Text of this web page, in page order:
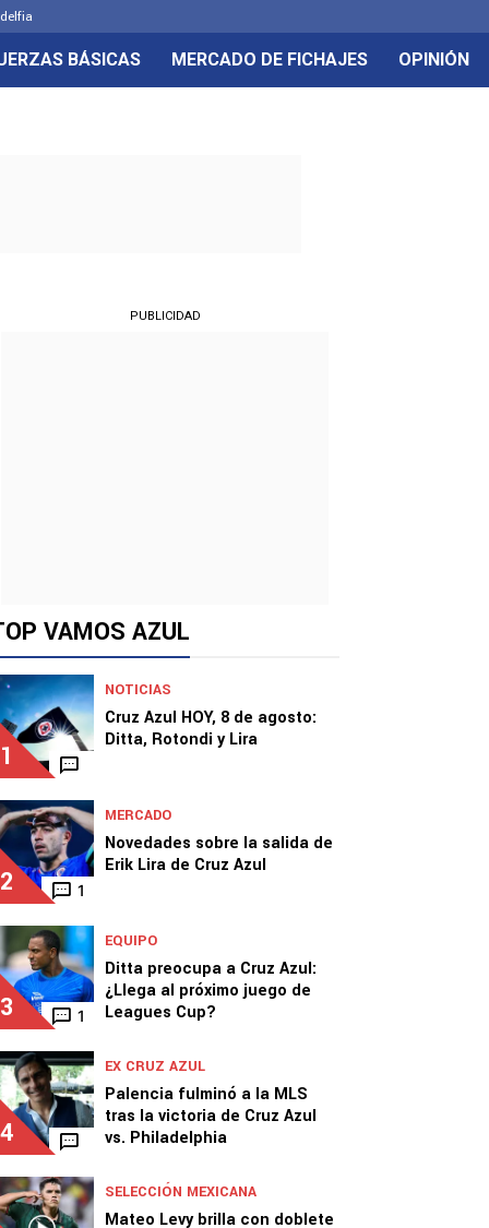
BÁSICAS MERCADO DE FICHAJES OPINIÓN
PUBLICIDAD
VAMOS AZUL
1
NOTICIAS
Cruz Azul HOY, 8 de agosto:
Ditta, Rotondi y Lira
2 1
MERCADO
Novedades sobre la salida de
Erik Lira de Cruz Azul
3 1
EQUIPO
Ditta preocupa a Cruz Azul:
¿Llega al próximo juego de
Leagues Cup?
4
EX CRUZ AZUL
Palencia fulminó a la MLS
tras la victoria de Cruz Azul
vs. Philadelphia
SELECCIÓN MEXICANA
Mateo Levy brilla con doblete